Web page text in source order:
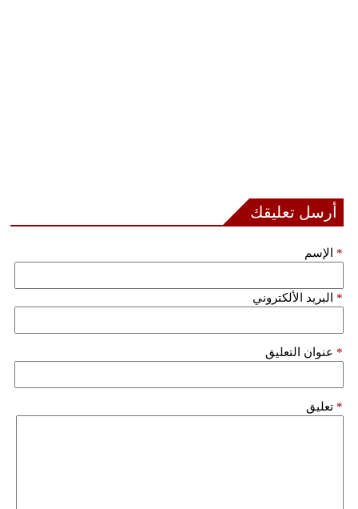
أرسل تعليقك
الإسم *
البريد الألكتروني *
عنوان التعليق *
تعليق *